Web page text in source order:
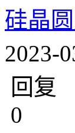
硅晶
2023-
回复
0